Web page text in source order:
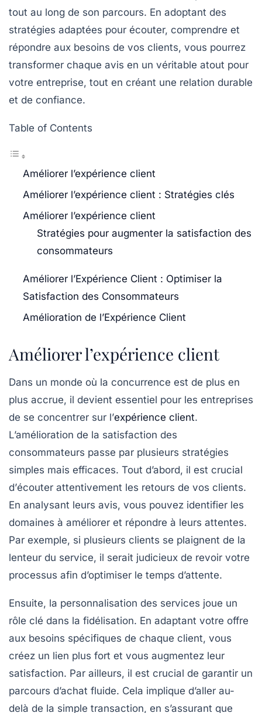
tout au long de son parcours. En adoptant des
stratégies adaptées pour écouter, comprendre et
répondre aux besoins de vos clients, vous pourrez
transformer chaque avis en un véritable atout pour
votre entreprise, tout en créant une relation durable
et de confiance.
Table of Contents
Améliorer l’expérience client
Améliorer l’expérience client : Stratégies clés
Améliorer l’expérience client
Stratégies pour augmenter la satisfaction des
consommateurs
Améliorer l’Expérience Client : Optimiser la
Satisfaction des Consommateurs
Amélioration de l’Expérience Client
Améliorer l’expérience client
Dans un monde où la concurrence est de plus en
plus accrue, il devient essentiel pour les entreprises
de se concentrer sur l’expérience client.
L’amélioration de la satisfaction des
consommateurs passe par plusieurs stratégies
simples mais efficaces. Tout d’abord, il est crucial
d’écouter attentivement les retours de vos clients.
En analysant leurs avis, vous pouvez identifier les
domaines à améliorer et répondre à leurs attentes.
Par exemple, si plusieurs clients se plaignent de la
lenteur du service, il serait judicieux de revoir votre
processus afin d’optimiser le temps d’attente.
Ensuite, la personnalisation des services joue un
rôle clé dans la fidélisation. En adaptant votre offre
aux besoins spécifiques de chaque client, vous
créez un lien plus fort et vous augmentez leur
satisfaction. Par ailleurs, il est crucial de garantir un
parcours d’achat fluide. Cela implique d’aller au-
delà de la simple transaction, en s’assurant que